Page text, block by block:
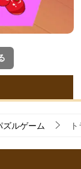
ズルゲーム